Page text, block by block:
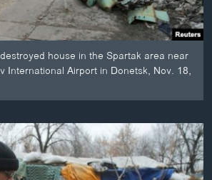
house in the Spartak area near
International Airport in Donetsk, Nov. 18,